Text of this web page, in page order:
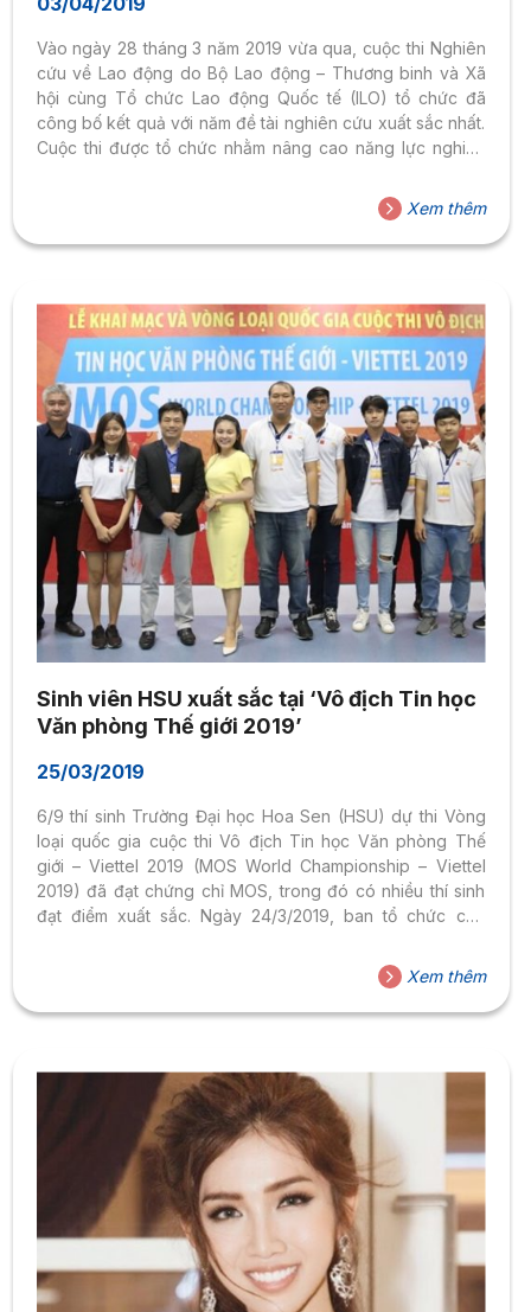
Vào ngày 28 tháng 3 năm 2019 vừa qua, cuộc thi Nghiên
cứu về Lao động do Bộ Lao động – Thương binh và Xã
hội cùng Tổ chức Lao động Quốc tế (ILO) tổ chức đã
công bố kết quả với năm đề tài nghiên cứu xuất sắc nhất.
Cuộc thi được tổ chức nhằm nâng cao năng lực nghiên
hệ lao động ở Việt Nam. Cuộc thi Nghiên cứu về Lao động
là một hoạt động thuộc dự án Khung khổ Quan hệ Lao
động mới...
Xem thêm
Sinh viên HSU xuất sắc tại ‘Vô địch Tin học
Văn phòng Thế giới 2019’
25/03/2019
6/9 thí sinh Trường Đại học Hoa Sen (HSU) dự thi Vòng
loại quốc gia cuộc thi Vô địch Tin học Văn phòng Thế
giới – Viettel 2019 (MOS World Championship – Viettel
2019) đã đạt chứng chỉ MOS, trong đó có nhiều thí sinh
đạt điểm xuất sắc. Ngày 24/3/2019, ban tổ chức cấp
Giáo dục IIG Việt Nam – Đại diện Quốc gia của Tập đoàn
Khảo thí tin học hàng đầu thế giới Certiport, Hoa Kỳ) đã tổ
chức Lễ Khai mạc và Vòng loại...
Xem thêm